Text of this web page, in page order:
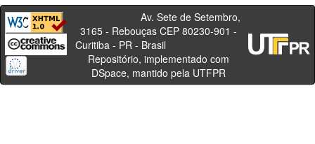
Av. Sete de Setembro,
3165 - Rebouças CEP 80230-901 -
Curitiba - PR - Brasil
Repositório, implementado com
DSpace, mantido pela UTFPR